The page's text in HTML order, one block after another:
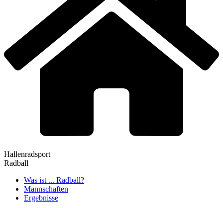
Hallenradsport
Radball
Was ist ... Radball?
Mannschaften
Ergebnisse